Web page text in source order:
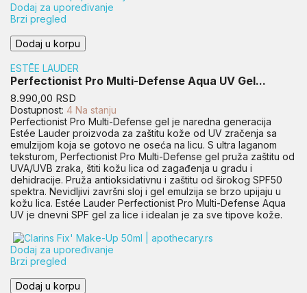
Dodaj za upoređivanje
Brzi pregled
Dodaj u korpu
ESTĒE LAUDER
Perfectionist Pro Multi-Defense Aqua UV Gel...
Cena
8.990,00 RSD
Dostupnost: 4 Na stanju
Perfectionist Pro Multi-Defense gel je naredna generacija
Estée Lauder proizvoda za zaštitu kože od UV zračenja sa
emulzijom koja se gotovo ne oseća na licu. S ultra laganom
teksturom, Perfectionist Pro Multi-Defense gel pruža zaštitu od
UVA/UVB zraka, štiti kožu lica od zagađenja u gradu i
dehidracije. Pruža antioksidativnu i zaštitu od širokog SPF50
spektra. Nevidljivi završni sloj i gel emulzija se brzo upijaju u
kožu lica. Estée Lauder Perfectionist Pro Multi-Defense Aqua
UV je dnevni SPF gel za lice i idealan je za sve tipove kože.
Dodaj za upoređivanje
Brzi pregled
Dodaj u korpu